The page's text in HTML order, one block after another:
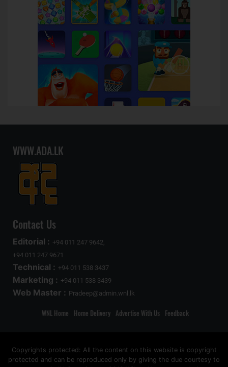
WWW.ADA.LK
Contact Us
Editorial : +94 011 247 9642,
+94 011 247 9671
Technical : +94 011 538 3437
Marketing : +94 011 538 3439
Web Master : Pradeep@admin.wnl.lk
WNL Home Home Delivery Advertise With Us Feedback
Copyrights protected: All the content on this website is copyright
protected and can be reproduced only by giving the due courtesy to